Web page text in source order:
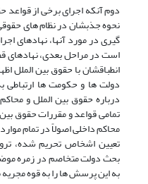
دوم آنکه اجرای برخی از قواعد
نحوه جذبشان در نظام های
گیری در مورد آنها، نهادهای
است در مراحل بعدی، نهادهای
انطباقشان با حقوق بین الملل
دولت ها و حکومت ها ارتباطی
درباره حقوق بین الملل و
تمامی قواعد و مقررات حقوق بین
محاکم داخلی اصولاً در تمام
تعیین اشخاص تحریم شده،
بحث دولت متخاصم در زمره
به این پرسش ها را به قوه